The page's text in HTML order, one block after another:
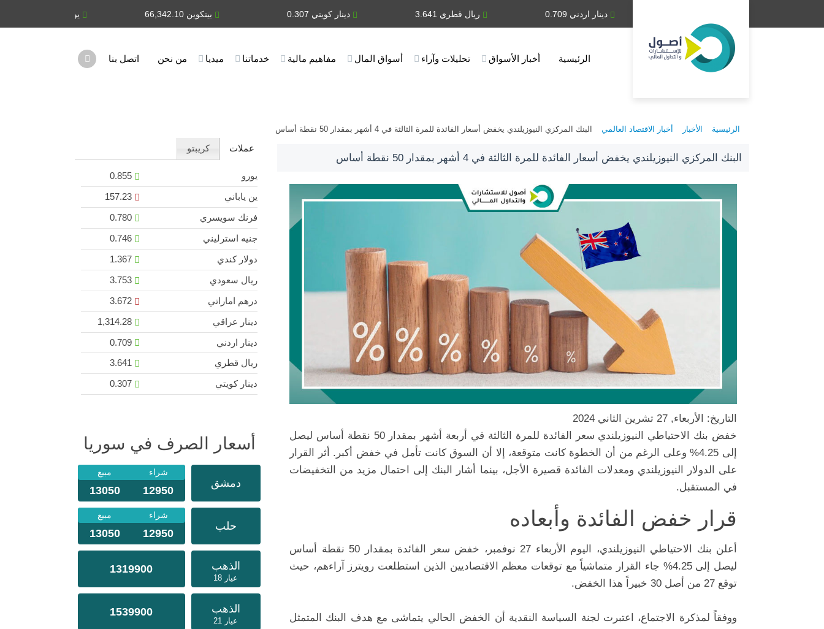
بيتكوين 66,342.10 يورو 0.855 دينار اردني 0.709 ريال قطري 3.641 دينار كويتي 0.307
الرئيسية أخبار الأسواق تحليلات وآراء أسواق المال مفاهيم مالية خدماتنا ميديا من نحن اتصل بنا
الرئيسية الأخبار أخبار الاقتصاد العالمي البنك المركزي النيوزيلندي يخفض أسعار الفائدة للمرة الثالثة في 4 أشهر بمقدار 50 نقطة أساس
البنك المركزي النيوزيلندي يخفض أسعار الفائدة للمرة الثالثة في 4 أشهر بمقدار 50 نقطة أساس
التاريخ: الأربعاء, 27 تشرين الثاني 2024
خفض بنك الاحتياطي النيوزيلندي سعر الفائدة للمرة الثالثة في أربعة أشهر بمقدار 50 نقطة أساس ليصل
إلى 4.25% وعلى الرغم من أن الخطوة كانت متوقعة، إلا أن السوق كانت تأمل في خفض أكبر. أثر القرار
على الدولار النيوزيلندي ومعدلات الفائدة قصيرة الأجل، بينما أشار البنك إلى احتمال مزيد من التخفيضات
في المستقبل.
قرار خفض الفائدة وأبعاده
أعلن بنك الاحتياطي النيوزيلندي، اليوم الأربعاء 27 نوفمبر، خفض سعر الفائدة بمقدار 50 نقطة أساس
ليصل إلى 4.25% جاء القرار متماشياً مع توقعات معظم الاقتصاديين الذين استطلعت رويترز آراءهم، حيث
توقع 27 من أصل 30 خبيراً هذا الخفض.
ووفقاً لمذكرة الاجتماع، اعتبرت لجنة السياسة النقدية أن الخفض الحالي يتماشى مع هدف البنك المتمثل
عملات كريبتو
يورو
ين ياباني
فرنك سويسري
جنيه استرليني
دولار كندي
ريال سعودي
درهم اماراتي
دينار عراقي
دينار اردني
ريال قطري
دينار كويتي
أسعار الصرف في سوريا
دمشق
شراء مبيع
12950
13050
حلب
شراء مبيع
12950
13050
الذهب
عيار 18
1319900
الذهب
عيار 21
1539900